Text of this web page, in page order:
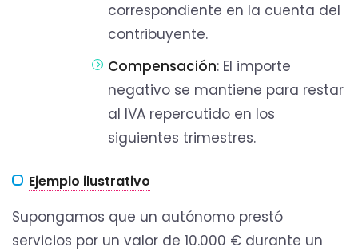
correspondiente en la cuenta del
contribuyente.
Compensación: El importe
negativo se mantiene para restar
al IVA repercutido en los
siguientes trimestres.
Ejemplo ilustrativo
Supongamos que un autónomo prestó
servicios por un valor de 10.000 € durante un